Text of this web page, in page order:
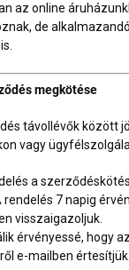
az online
de
megkötése
távollévők között
vagy
a
7 napig
visszaigazoljuk.
érvényessé, hogy
e-mailben értesítjük.